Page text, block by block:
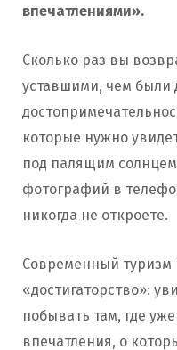
впечатлениями».
Сколько раз вы
уставшими, чем были
которые нужно
под палящим
фотографий в
никогда не откроете.
Современный туризм
«достигаторство»:
побывать там, где
впечатления, о